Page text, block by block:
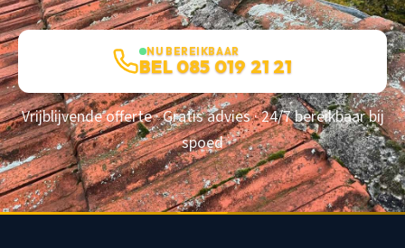
NU BEREIKBAAR
BEL 085 019 21 21
Vrijblijvende offerte · Gratis advies · 24/7 bereikbaar bij
spoed